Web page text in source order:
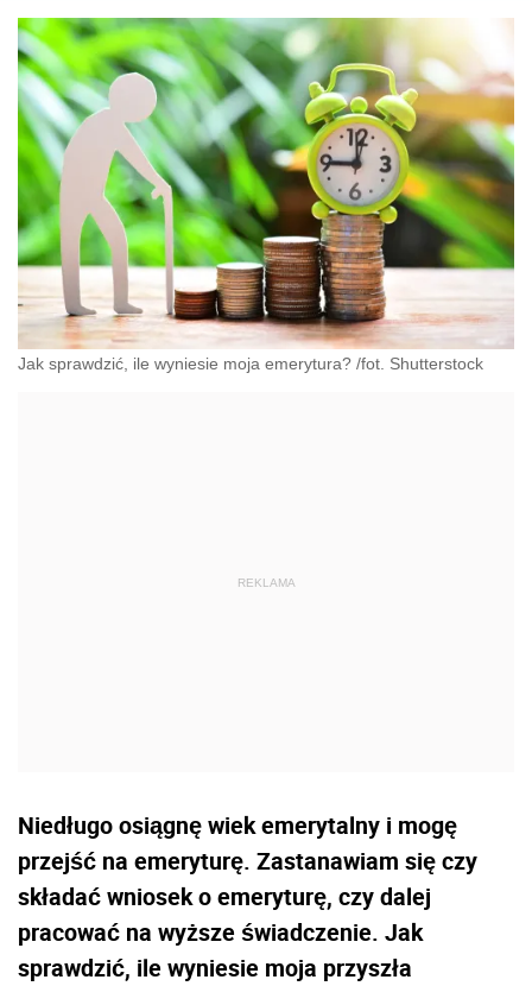
Jak sprawdzić, ile wyniesie moja emerytura? /fot. Shutterstock
Niedługo osiągnę wiek emerytalny i mogę
przejść na emeryturę. Zastanawiam się czy
składać wniosek o emeryturę, czy dalej
pracować na wyższe świadczenie. Jak
sprawdzić, ile wyniesie moja przyszła